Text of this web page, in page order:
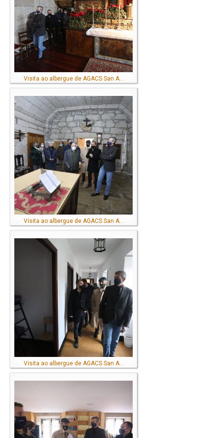
Visita ao albergue de AGACS San A...
Visita ao albergue de AGACS San A...
Visita ao albergue de AGACS San A...